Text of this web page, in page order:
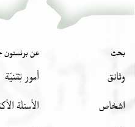
بحث
وثائق
اشخاص
عن برنستون
أمور تِقنيّة
الأسئلة